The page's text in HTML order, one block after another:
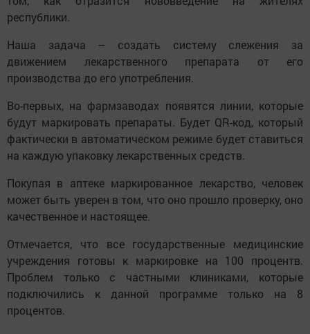
республики.
Наша задача – создать систему слежения за
движением лекарственного препарата от его
производства до его употребления.
Во-первых, на фармзаводах появятся линии, которые
будут маркировать препараты. Будет QR-код, который
фактически в автоматическом режиме будет ставиться
на каждую упаковку лекарственных средств.
Покупая в аптеке маркированное лекарство, человек
может быть уверен в том, что оно прошло проверку, оно
качественное и настоящее.
Отмечается, что все государственные медицинские
учреждения готовы к маркировке на 100 процентв.
Проблем только с частными клиниками, которые
подключились к данной программе только на 8
процентов.